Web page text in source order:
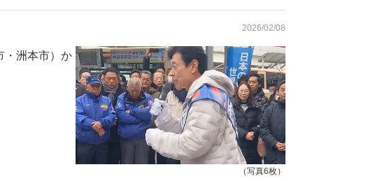
2026/02/08
（写真6枚）
・洲本市）か